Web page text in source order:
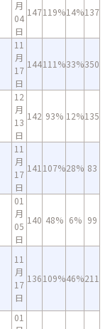
月
04
日
147119%14%137
11
月
17
日
144111%33%350
12
月
13
日
142 93% 12%135
11
月
17
日
141 107%28% 83
01
月
05
日
140 48% 6% 99
11
月
17
日
136109%46%211
01